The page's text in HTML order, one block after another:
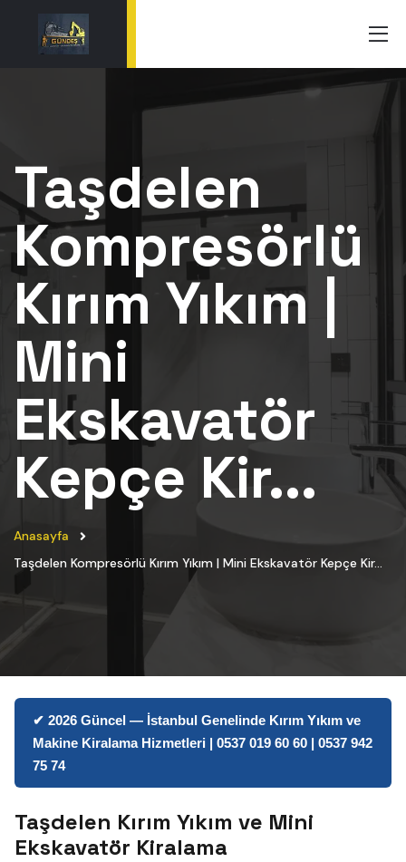
Taşdelen
Kompresörlü
Kırım Yıkım |
Mini
Ekskavatör
Kepçe Kir...
Anasayfa
Taşdelen Kompresörlü Kırım Yıkım | Mini Ekskavatör Kepçe Kir...
✔ 2026 Güncel — İstanbul Genelinde Kırım Yıkım ve
Makine Kiralama Hizmetleri | 0537 019 60 60 | 0537 942
75 74
Taşdelen Kırım Yıkım ve Mini
Ekskavatör Kiralama